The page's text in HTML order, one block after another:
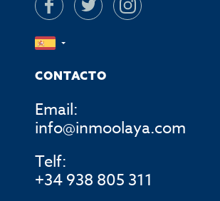
CONTACTO
Email:
info@inmoolaya.com
Telf:
+34 938 805 311